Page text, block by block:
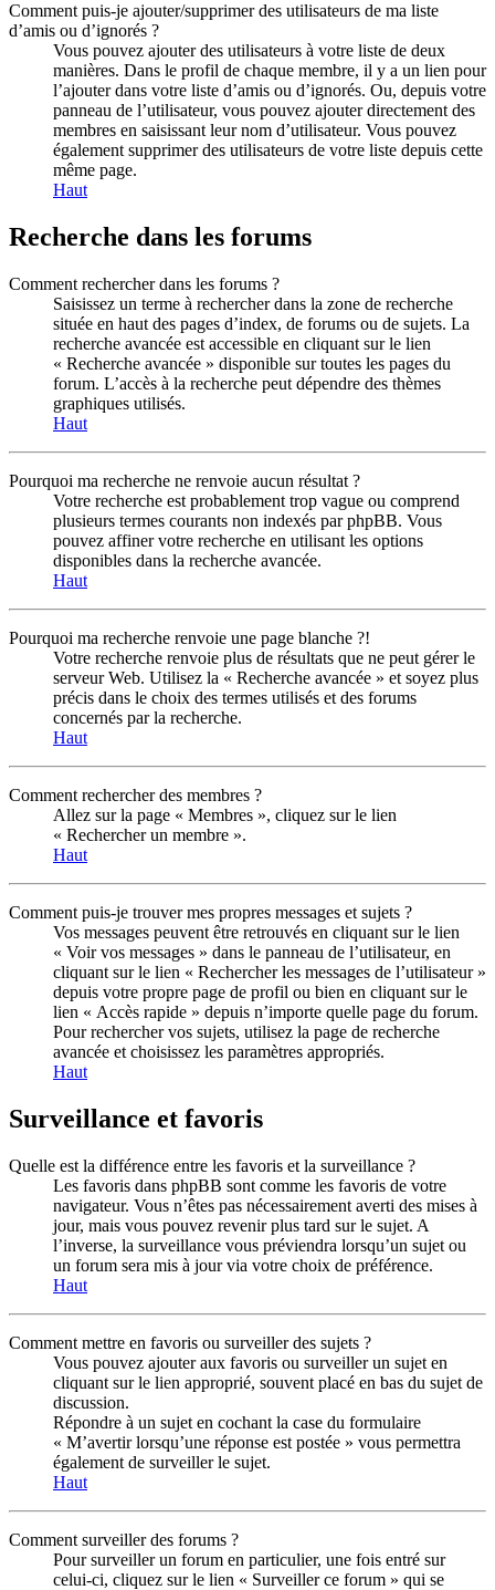
Comment puis-je ajouter/supprimer des utilisateurs de ma liste
d’amis ou d’ignorés ?
Vous pouvez ajouter des utilisateurs à votre liste de deux
manières. Dans le profil de chaque membre, il y a un lien pour
l’ajouter dans votre liste d’amis ou d’ignorés. Ou, depuis votre
panneau de l’utilisateur, vous pouvez ajouter directement des
membres en saisissant leur nom d’utilisateur. Vous pouvez
également supprimer des utilisateurs de votre liste depuis cette
même page.
Haut
Recherche dans les forums
Comment rechercher dans les forums ?
Saisissez un terme à rechercher dans la zone de recherche
située en haut des pages d’index, de forums ou de sujets. La
recherche avancée est accessible en cliquant sur le lien
« Recherche avancée » disponible sur toutes les pages du
forum. L’accès à la recherche peut dépendre des thèmes
graphiques utilisés.
Haut
Pourquoi ma recherche ne renvoie aucun résultat ?
Votre recherche est probablement trop vague ou comprend
plusieurs termes courants non indexés par phpBB. Vous
pouvez affiner votre recherche en utilisant les options
disponibles dans la recherche avancée.
Haut
Pourquoi ma recherche renvoie une page blanche ?!
Votre recherche renvoie plus de résultats que ne peut gérer le
serveur Web. Utilisez la « Recherche avancée » et soyez plus
précis dans le choix des termes utilisés et des forums
concernés par la recherche.
Haut
Comment rechercher des membres ?
Allez sur la page « Membres », cliquez sur le lien
« Rechercher un membre ».
Haut
Comment puis-je trouver mes propres messages et sujets ?
Vos messages peuvent être retrouvés en cliquant sur le lien
« Voir vos messages » dans le panneau de l’utilisateur, en
cliquant sur le lien « Rechercher les messages de l’utilisateur »
depuis votre propre page de profil ou bien en cliquant sur le
lien « Accès rapide » depuis n’importe quelle page du forum.
Pour rechercher vos sujets, utilisez la page de recherche
avancée et choisissez les paramètres appropriés.
Haut
Surveillance et favoris
Quelle est la différence entre les favoris et la surveillance ?
Les favoris dans phpBB sont comme les favoris de votre
navigateur. Vous n’êtes pas nécessairement averti des mises à
jour, mais vous pouvez revenir plus tard sur le sujet. A
l’inverse, la surveillance vous préviendra lorsqu’un sujet ou
un forum sera mis à jour via votre choix de préférence.
Haut
Comment mettre en favoris ou surveiller des sujets ?
Vous pouvez ajouter aux favoris ou surveiller un sujet en
cliquant sur le lien approprié, souvent placé en bas du sujet de
discussion.
Répondre à un sujet en cochant la case du formulaire
« M’avertir lorsqu’une réponse est postée » vous permettra
également de surveiller le sujet.
Haut
Comment surveiller des forums ?
Pour surveiller un forum en particulier, une fois entré sur
celui-ci, cliquez sur le lien « Surveiller ce forum » qui se